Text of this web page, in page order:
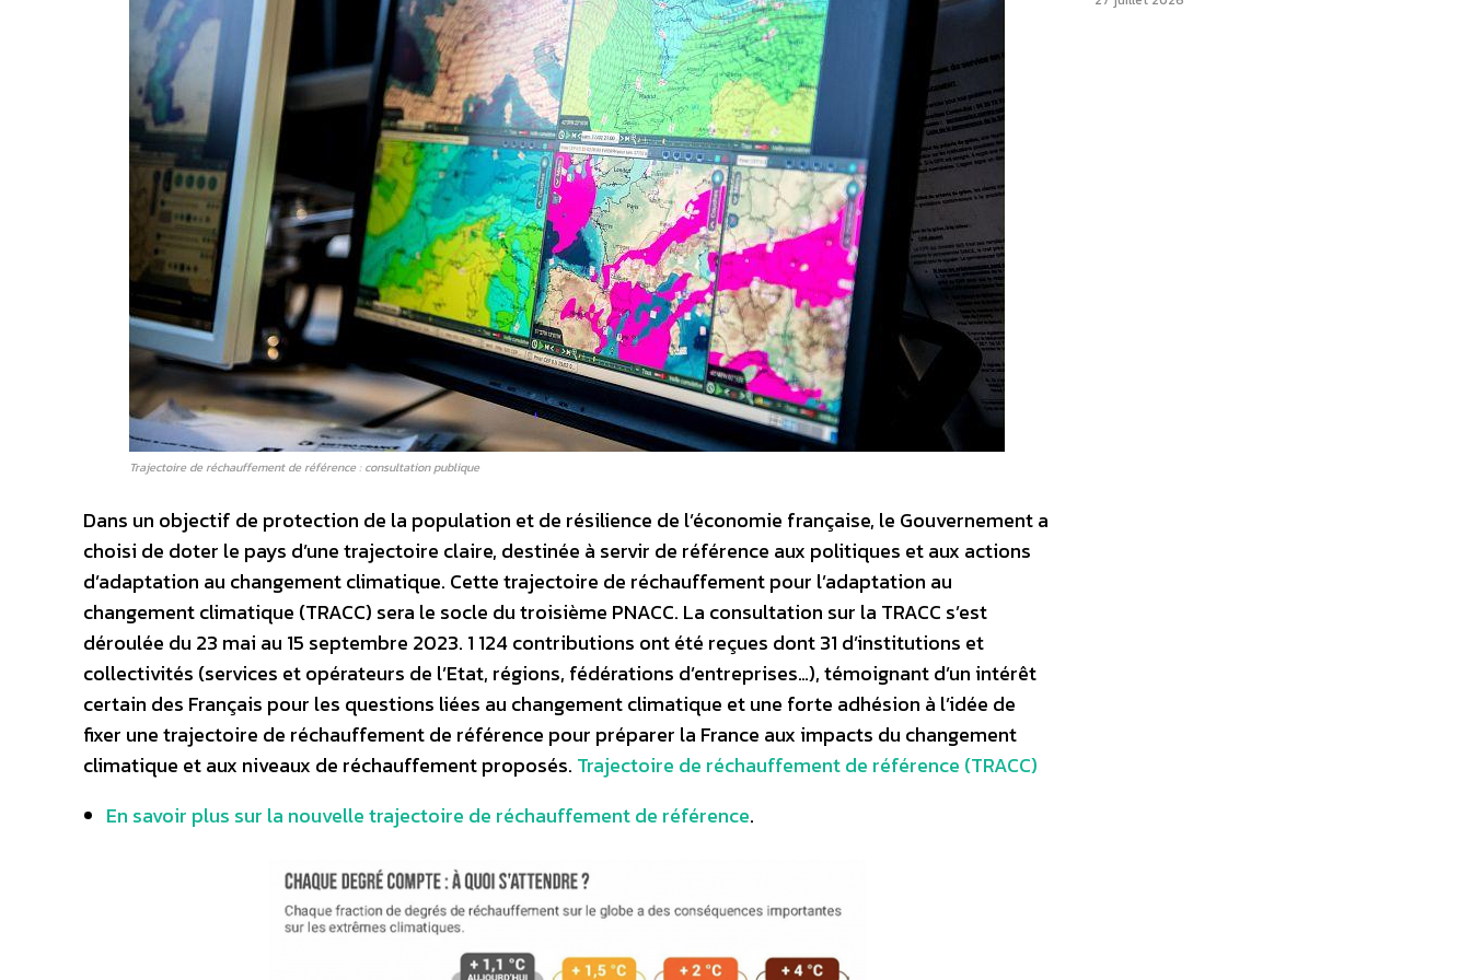
Trajectoire de réchauffement de référence : consultation publique
Dans un objectif de protection de la population et de résilience de l’économie française, le Gouvernement a
choisi de doter le pays d’une trajectoire claire, destinée à servir de référence aux politiques et aux actions
d’adaptation au changement climatique. Cette trajectoire de réchauffement pour l’adaptation au
changement climatique (TRACC) sera le socle du troisième PNACC. La consultation sur la TRACC s’est
déroulée du 23 mai au 15 septembre 2023. 1 124 contributions ont été reçues dont 31 d’institutions et
collectivités (services et opérateurs de l’Etat, régions, fédérations d’entreprises…), témoignant d’un intérêt
certain des Français pour les questions liées au changement climatique et une forte adhésion à l’idée de
fixer une trajectoire de réchauffement de référence pour préparer la France aux impacts du changement
climatique et aux niveaux de réchauffement proposés. Trajectoire de réchauffement de référence (TRACC)
En savoir plus sur la nouvelle trajectoire de réchauffement de référence.